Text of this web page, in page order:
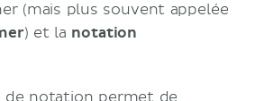
(mais plus souvent appelée
) et la notation
de notation permet de